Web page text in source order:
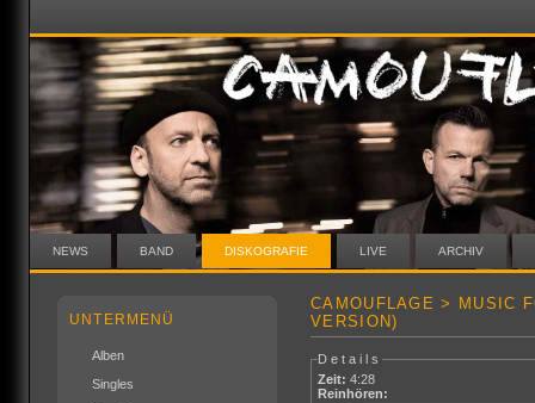
NEWS BAND DISKOGRAFIE LIVE ARCHIV
UNTERMENÜ
Alben
Singles
CAMOUFLAGE > MUSIC
VERSION)
Details
Zeit: 4:28
Reinhören: